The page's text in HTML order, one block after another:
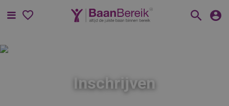
Menu
Inschrijven